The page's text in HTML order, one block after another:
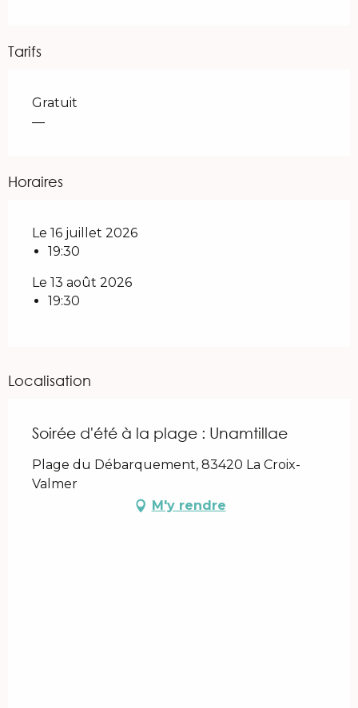
Tarifs
Gratuit
—
Horaires
Le 16 juillet 2026
19:30
Le 13 août 2026
19:30
Localisation
Soirée d'été à la plage : Unamtillae
Plage du Débarquement, 83420 La Croix-
Valmer
M'y rendre